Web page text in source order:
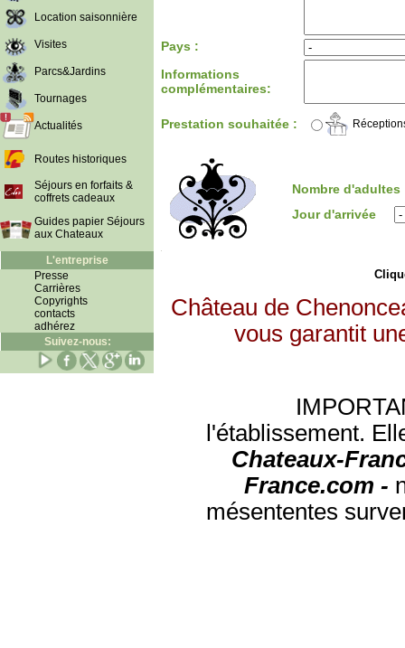
Location saisonnière
Visites
Parcs&Jardins
Tournages
Actualités
Routes historiques
Séjours en forfaits &
coffrets cadeaux
Guides papier Séjours
aux Chateaux
L'entreprise
Presse
Carrières
Copyrights
contacts
adhérez
Suivez-nous:
Pays :
Informations
complémentaires:
Prestation souhaitée :
Nombre
Jour d'arrivée
Château de
vous garantit
l'établissement.
Chateaux-
France.com -
mésententes